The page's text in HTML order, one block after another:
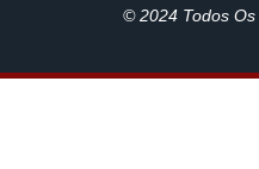
© 2024 Todos